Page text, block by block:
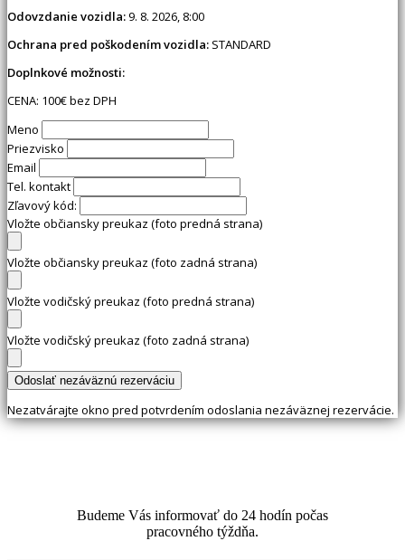
Odovzdanie vozidla:9. 8. 2026, 8:00
Ochrana pred poškodením vozidla: STANDARD
Doplnkové možnosti:
CENA: 100€ bez DPH
Meno
Priezvisko
Email
Tel. kontakt
Zľavový kód:
Vložte občiansky preukaz (foto predná strana)
Vložte občiansky preukaz (foto zadná strana)
Vložte vodičský preukaz (foto predná strana)
Vložte vodičský preukaz (foto zadná strana)
Nezatvárajte okno pred potvrdením odoslania nezáväznej rezervácie.
Budeme Vás informovať do 24 hodín počas
pracovného týždňa.